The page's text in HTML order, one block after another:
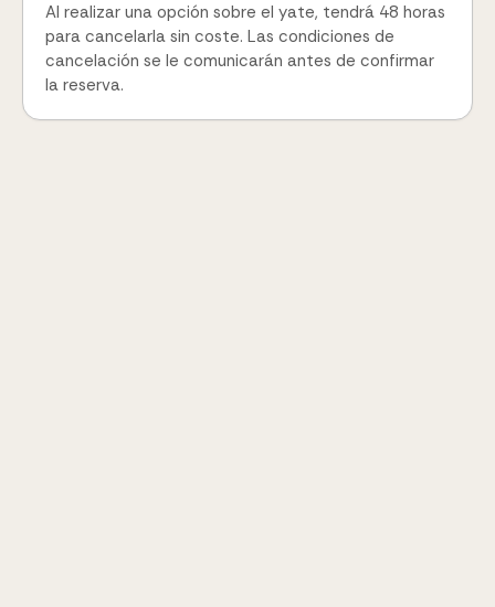
Al realizar una opción sobre el yate, tendrá 48 horas
para cancelarla sin coste. Las condiciones de
cancelación se le comunicarán antes de confirmar
la reserva.